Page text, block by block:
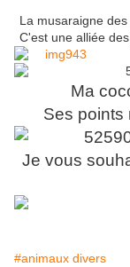
La musaraigne
C'est une alliée
Ma
Ses points
Je vous
#animaux divers